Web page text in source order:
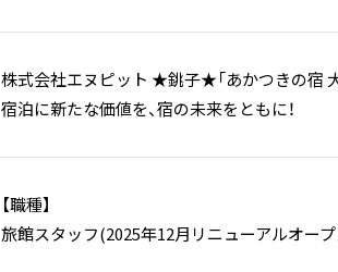
株式会社エヌピット ★銚子★「あかつきの宿
宿泊に新たな価値を、宿の未来をともに！
【職種】
旅館スタッフ(2025年12月リニューアルオー